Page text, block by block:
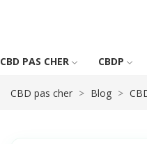
CBD PAS CHER CBDP
CBD pas cher Blog